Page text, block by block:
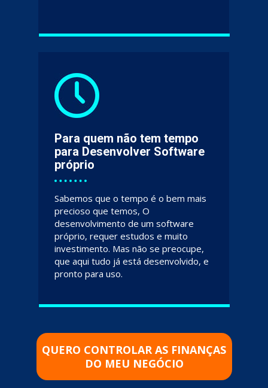
Para quem não tem tempo
para Desenvolver Software
próprio
Sabemos que o tempo é o bem mais
precioso que temos, O
desenvolvimento de um software
próprio, requer estudos e muito
investimento. Mas não se preocupe,
que aqui tudo já está desenvolvido, e
pronto para uso.
QUERO CONTROLAR AS FINANÇAS
DO MEU NEGÓCIO